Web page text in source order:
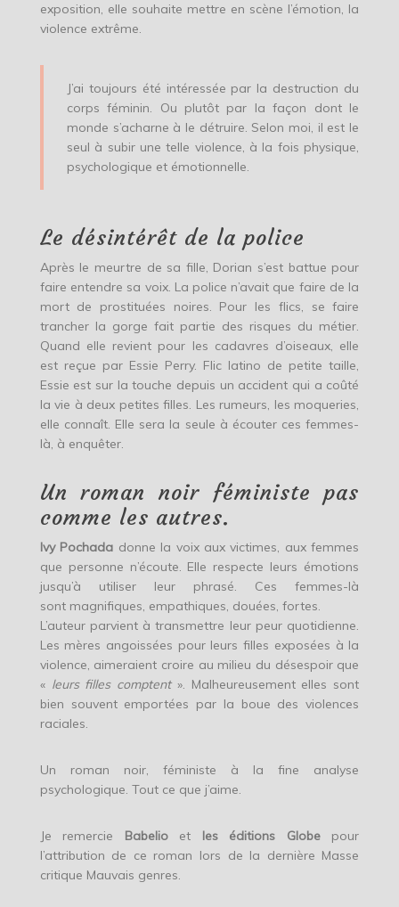
exposition, elle souhaite mettre en scène l’émotion, la
violence extrême.
J’ai toujours été intéressée par la destruction du
corps féminin. Ou plutôt par la façon dont le
monde s’acharne à le détruire. Selon moi, il est le
seul à subir une telle violence, à la fois physique,
psychologique et émotionnelle.
Le désintérêt de la police
Après le meurtre de sa fille, Dorian s’est battue pour
faire entendre sa voix. La police n’avait que faire de la
mort de prostituées noires. Pour les flics, se faire
trancher la gorge fait partie des risques du métier.
Quand elle revient pour les cadavres d’oiseaux, elle
est reçue par Essie Perry. Flic latino de petite taille,
Essie est sur la touche depuis un accident qui a coûté
la vie à deux petites filles. Les rumeurs, les moqueries,
elle connaît. Elle sera la seule à écouter ces femmes-
là, à enquêter.
Un roman noir féministe pas
comme les autres.
Ivy Pochada donne la voix aux victimes, aux femmes
que personne n’écoute. Elle respecte leurs émotions
jusqu’à utiliser leur phrasé. Ces femmes-là
sont magnifiques, empathiques, douées, fortes.
L’auteur parvient à transmettre leur peur quotidienne.
Les mères angoissées pour leurs filles exposées à la
violence, aimeraient croire au milieu du désespoir que
« leurs filles comptent». Malheureusement elles sont
bien souvent emportées par la boue des violences
raciales.
Un roman noir, féministe à la fine analyse
psychologique. Tout ce que j’aime.
Je remercie Babelioet les éditions Globepour
l’attribution de ce roman lors de la dernière Masse
critique Mauvais genres.